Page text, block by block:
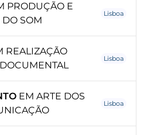
PRODUÇÃO E
DO SOM
Lisboa
REALIZAÇÃO
Lisboa
EM ARTE DOS
Lisboa